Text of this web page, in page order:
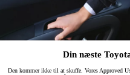
Din næste
Den kommer ikke til at skuffe. Vores Approved